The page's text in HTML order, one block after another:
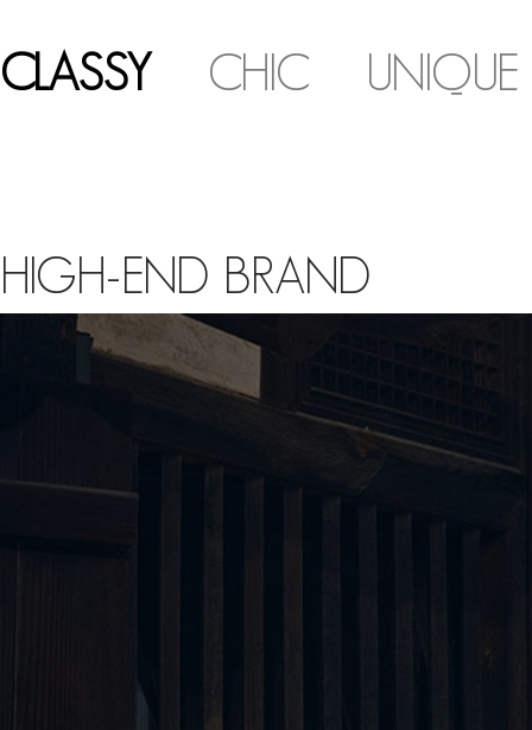
CLASSY CHIC UNIQUE
HIGH-END BRAND